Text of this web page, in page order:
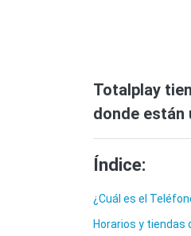
Totalplay
donde están
Índice:
¿Cuál es el
Horarios y tiendas